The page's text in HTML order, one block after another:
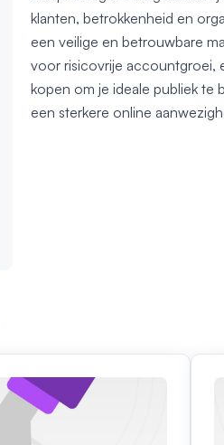
klanten, betrokkenheid en
een veilige en betrouwbare
voor risicovrije accountgroei,
kopen om je ideale publiek te
een sterkere online